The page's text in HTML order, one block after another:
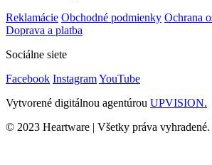
Reklamácie Obchodné podmienky Ochrana
Doprava a platba
Sociálne siete
Facebook InstagramYouTube
Vytvorené digitálnou agentúrou UPVISION.
© 2023 Heartware | Všetky práva vyhradené.